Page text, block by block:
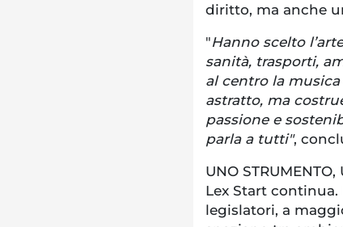
diritto, ma anche
"Hanno scelto
sanità, trasporti,
al centro la
astratto, ma
passione e
parla a tutti",
UNO
Lex Start
legislatori, a